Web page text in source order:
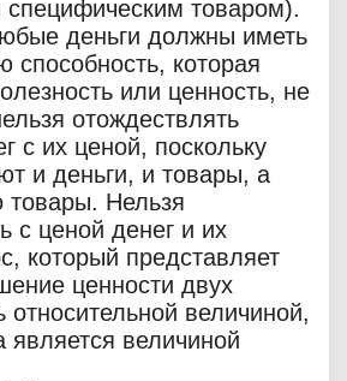
товаром).
деньги должны иметь
способность, которая
или ценность, не
отождествлять
с их ценой, поскольку
и деньги, и товары, а
товары. Нельзя
с ценой денег и их
который представляет
ценности двух
относительной величиной,
является величиной